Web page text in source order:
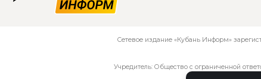
Сетевое издание «Кубань Информ»
Учредитель: Общество с ограниченной